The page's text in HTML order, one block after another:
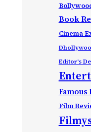
Book
Cinema
Editor's
Film